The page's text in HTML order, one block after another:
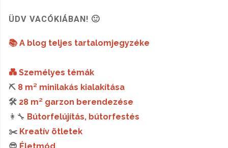
ÜDV VACÓKIÁBAN! 🙂
📚 A blog teljes tartalomjegyzéke
💑 Személyes témák
⛏️ 8 m² minilakás kialakítása
🛠️ 28 m² garzon berendezése
👩‍🔧 Bútorfelújítás, bútorfestés
✂️ Kreatív ötletek